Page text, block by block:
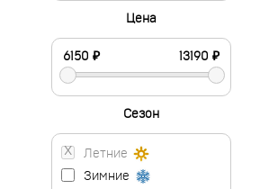
Цена
Сезон
Летние
Зимние